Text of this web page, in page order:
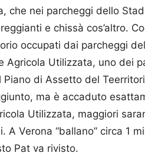
che nei parcheggi dello
e chissà cos’altro.
occupati dai parcheggi
Agricola Utilizzata, uno dei
di Assetto del
ma è accaduto
Utilizzata, maggiori
A Verona “ballano” circa 1
Pat va rivisto.